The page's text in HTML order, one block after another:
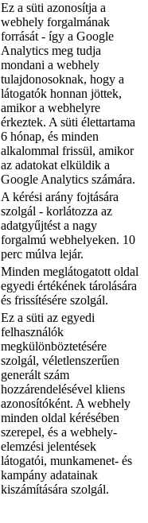
Ez a süti azonosítja a
webhely forgalmának
forrását - így a Google
Analytics meg tudja
mondani a webhely
tulajdonosoknak, hogy a
látogatók honnan jöttek,
amikor a webhelyre
érkeztek. A süti élettartama
6 hónap, és minden
alkalommal frissül, amikor
az adatokat elküldik a
Google Analytics számára.
A kérési arány fojtására
szolgál - korlátozza az
adatgyűjtést a nagy
forgalmú webhelyeken. 10
perc múlva lejár.
Minden meglátogatott oldal
egyedi értékének tárolására
és frissítésére szolgál.
Ez a süti az egyedi
felhasználók
megkülönböztetésére
szolgál, véletlenszerűen
generált szám
hozzárendelésével kliens
azonosítóként. A webhely
minden oldal kérésében
szerepel, és a webhely-
elemzési jelentések
látogatói, munkamenet- és
kampány adatainak
kiszámítására szolgál.